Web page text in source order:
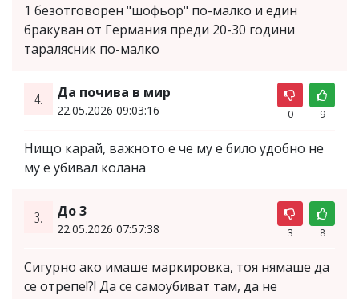
1 безотговорен "шофьор" по-малко и един
бракуван от Германия преди 20-30 години
таралясник по-малко
4. Да почива в мир
22.05.2026 09:03:16 0 9
Нищо карай, важното е че му е било удобно не
му е убивал колана
3. До 3
22.05.2026 07:57:38 3 8
Сигурно ако имаше маркировка, тоя нямаше да
се отрепе!?! Да се самоубиват там, да не